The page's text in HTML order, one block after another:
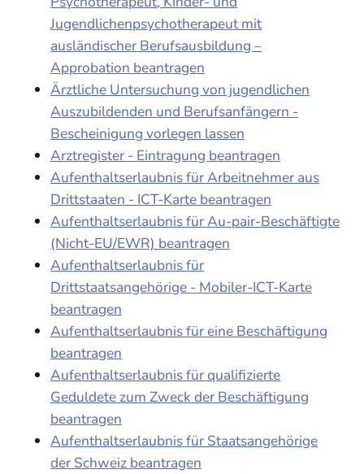
Jugendlichenpsychotherapeut mit
ausländischer Berufsausbildung –
Approbation beantragen
Ärztliche Untersuchung von jugendlichen
Auszubildenden und Berufsanfängern -
Bescheinigung vorlegen lassen
Arztregister - Eintragung beantragen
Aufenthaltserlaubnis für Arbeitnehmer aus
Drittstaaten - ICT-Karte beantragen
Aufenthaltserlaubnis für Au-pair-Beschäftigte
(Nicht-EU/EWR) beantragen
Aufenthaltserlaubnis für
Drittstaatsangehörige - Mobiler-ICT-Karte
beantragen
Aufenthaltserlaubnis für eine Beschäftigung
beantragen
Aufenthaltserlaubnis für qualifizierte
Geduldete zum Zweck der Beschäftigung
beantragen
Aufenthaltserlaubnis für Staatsangehörige
der Schweiz beantragen